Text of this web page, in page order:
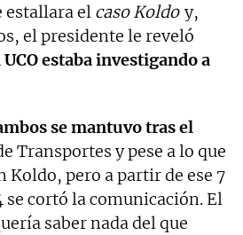
estallara el caso Koldo y,
el presidente le reveló
UCO estaba investigando a
se mantuvo tras el
Transportes y pese a lo que
Koldo, pero a partir de ese 7
se cortó la comunicación. El
saber nada del que